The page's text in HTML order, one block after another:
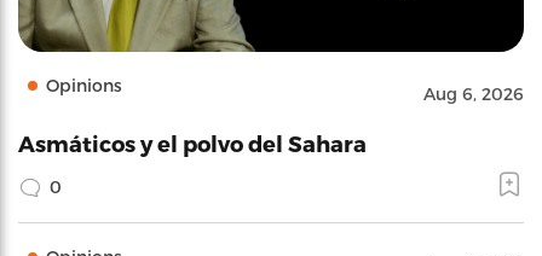
Opinions Aug 6, 2026
Asmáticos y el polvo del Sahara
0